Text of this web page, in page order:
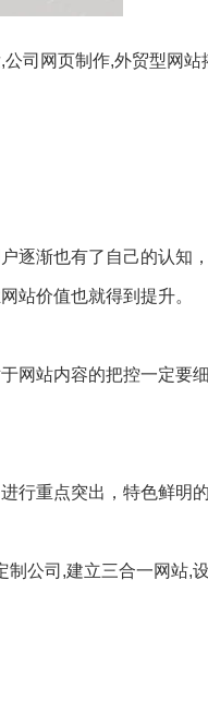
司网页制作,外贸型网
逐渐也有了自己的认知
站价值也就得到提升。
网站内容的把控一定要
行重点突出，特色鲜明的
公司,建立三合一网站,